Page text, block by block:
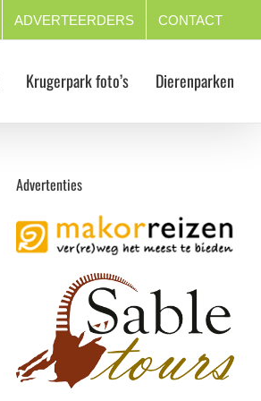
ADVERTEERDERS CONTACT
Krugerpark foto’s Dierenparken
Advertenties